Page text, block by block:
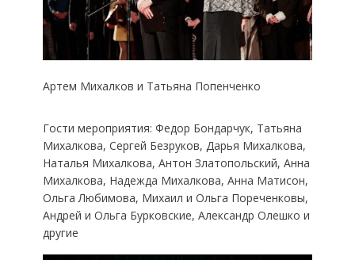
Артем Михалков и Татьяна Попенченко
Гости мероприятия: Федор Бондарчук, Татьяна
Михалкова, Сергей Безруков, Дарья Михалкова,
Наталья Михалкова, Антон Златопольский, Анна
Михалкова, Надежда Михалкова, Анна Матисон,
Ольга Любимова, Михаил и Ольга Пореченковы,
Андрей и Ольга Бурковские, Александр Олешко и
другие